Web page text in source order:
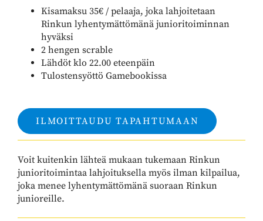
Kisamaksu 35€ / pelaaja, joka lahjoitetaan
Rinkun lyhentymättömänä junioritoiminnan
hyväksi
2 hengen scrable
Lähdöt klo 22.00 eteenpäin
Tulostensyöttö Gamebookissa
ILMOITTAUDU TAPAHTUMAAN
Voit kuitenkin lähteä mukaan tukemaan Rinkun
junioritoimintaa lahjoituksella myös ilman kilpailua,
joka menee lyhentymättömänä suoraan Rinkun
junioreille.